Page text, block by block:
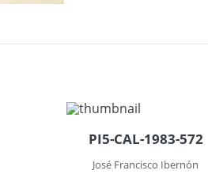
PI5-CAL-1983-572
José Francisco Ibernón